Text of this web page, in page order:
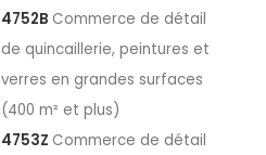
4752B Commerce de détail
de quincaillerie, peintures et
verres en grandes surfaces
(400 m² et plus)
4753Z Commerce de détail